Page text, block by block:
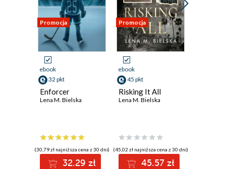
Promocja
ebook
32 pkt
Enforcer
Lena M. Bielska
(30,79 zł najniższa cena z 30 dni)
32.29 zł
Promocja
ebook
45 pkt
Risking It All
Lena M. Bielska
(45,02 zł najniższa cena z 30 dni)
45.57 zł